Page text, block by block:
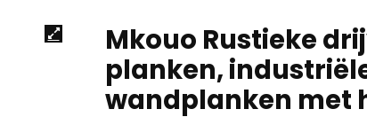
Mkouo Rustieke
planken,
wandplanken met